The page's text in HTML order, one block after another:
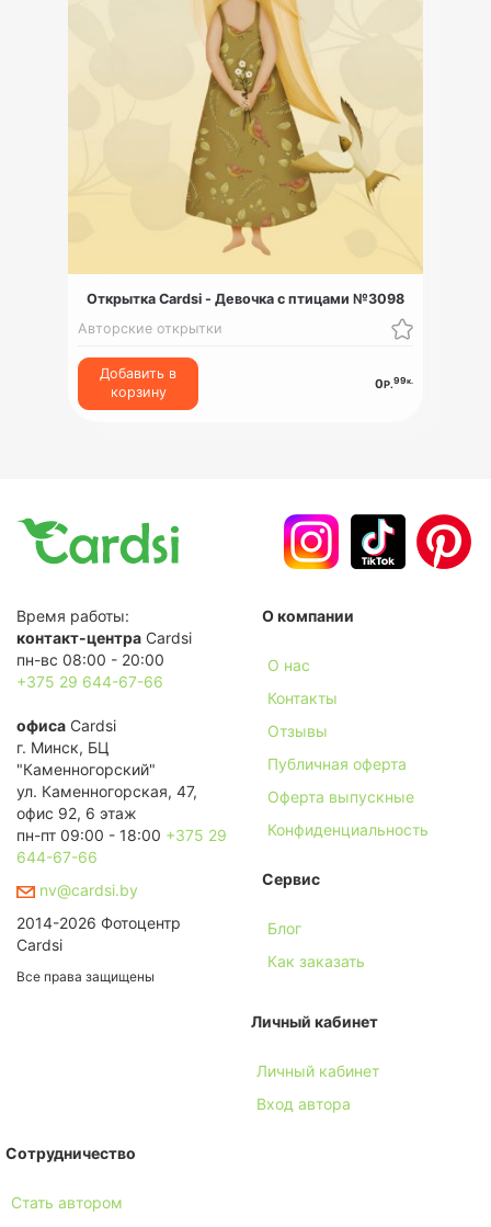
Открытка Cardsi - Девочка с птицами №3098
Авторские открытки
Добавить в
корзину
0Р.99к.
Время работы:
контакт-центра Cardsi
пн-вс 08:00 - 20:00
+375 29 644-67-66
офиса Cardsi
г. Минск, БЦ
"Каменногорский"
ул. Каменногорская, 47,
офис 92, 6 этаж
пн-пт 09:00 - 18:00 +375 29
644-67-66
nv@cardsi.by
2014-2026 Фотоцентр
Cardsi
Все права защищены
О компании
О нас
Контакты
Отзывы
Публичная оферта
Оферта выпускные
Конфиденциальность
Сервис
Блог
Как заказать
Личный кабинет
Личный кабинет
Вход автора
Сотрудничество
Стать автором